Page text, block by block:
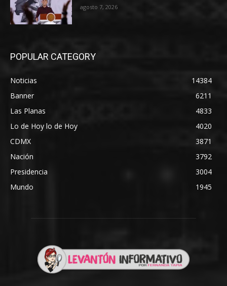
agosto 7, 2026
POPULAR CATEGORY
Noticias
14384
Banner
6211
Las Planas
4833
Lo de Hoy lo de Hoy
4020
CDMX
3871
Nación
3792
Presidencia
3004
Mundo
1945